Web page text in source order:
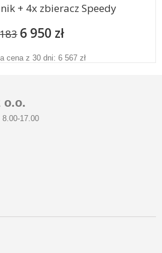
+ 4x zbieracz Speedy
6 950 zł
cena z 30 dni: 6 567 zł
o.o.
17.00